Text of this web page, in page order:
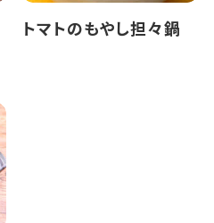
トマトのもやし担々鍋